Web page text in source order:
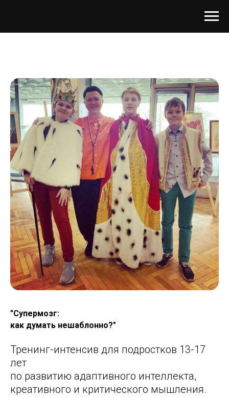
"Супермозг:
как думать нешаблонно?"
Тренинг-интенсив для подростков 13-17
лет
по развитию адаптивного интеллекта,
креативного и критического мышления.